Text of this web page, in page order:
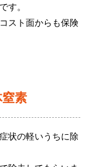
す。
スト面からも保険
素
状の軽いうちに除